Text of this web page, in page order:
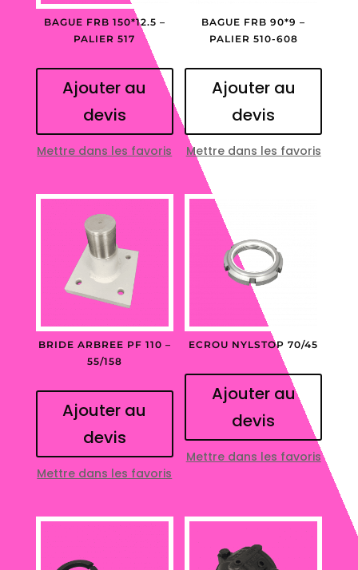
BAGUE FRB 150*12.5 –
PALIER 517
Ajouter au
devis
Mettre dans les favoris
BAGUE FRB 90*9 –
PALIER 510-608
Ajouter au
devis
Mettre dans les favoris
BRIDE ARBREE PF 110 –
55/158
Ajouter au
devis
Mettre dans les favoris
ECROU NYLSTOP 70/45
Ajouter au
devis
Mettre dans les favoris